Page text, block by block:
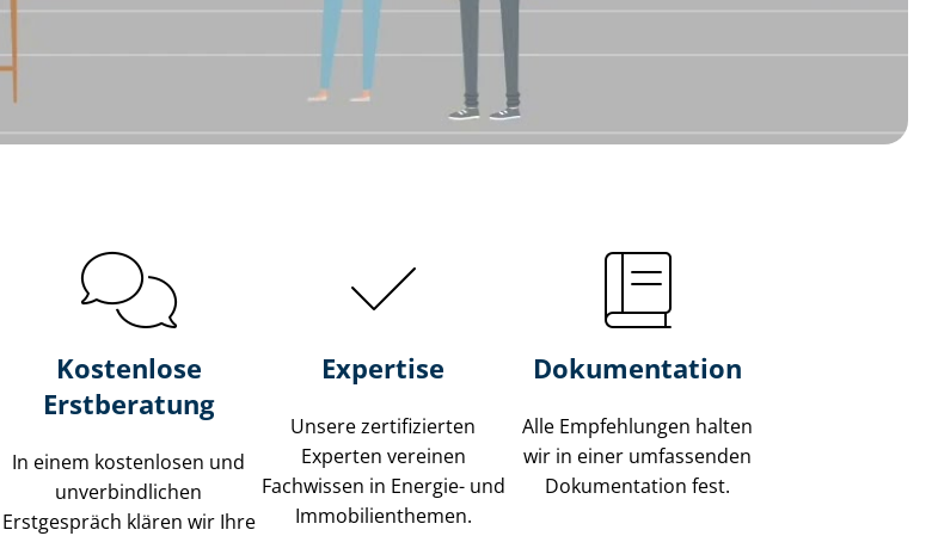
Kostenlose
Erstberatung
In einem kostenlosen und
unverbindlichen
Erstgespräch klären wir Ihre
Expertise
Unsere zertifizierten
Experten vereinen
Fachwissen in Energie- und
Im­mo­bi­li­en­the­men.
Dokumentation
Alle Empfehlungen halten
wir in einer umfassenden
Dokumentation fest.